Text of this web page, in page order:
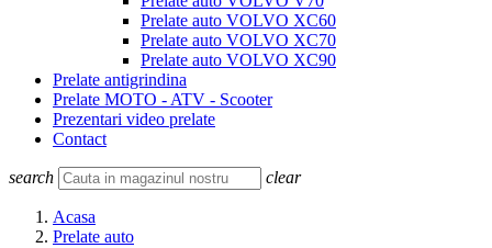
Prelate auto VOLVO XC60
Prelate auto VOLVO XC70
Prelate auto VOLVO XC90
Prelate antigrindina
Prelate MOTO - ATV - Scooter
Prezentari video prelate
Contact
search clear
Acasa
Prelate auto